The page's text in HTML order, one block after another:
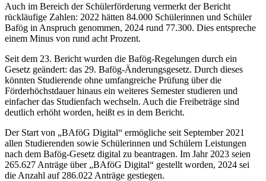
Auch im Bereich der Schülerförderung vermerkt der Bericht
rückläufige Zahlen: 2022 hätten 84.000 Schülerinnen und Schüler
Bafög in Anspruch genommen, 2024 rund 77.300. Dies entspreche
einem Minus von rund acht Prozent.
Seit dem 23. Bericht wurden die Bafög-Regelungen durch ein
Gesetz geändert: das 29. Bafög-Änderungsgesetz. Durch dieses
könnten Studierende ohne umfangreiche Prüfung über die
Förderhöchstdauer hinaus ein weiteres Semester studieren und
einfacher das Studienfach wechseln. Auch die Freibeträge sind
deutlich erhöht worden, heißt es in dem Bericht.
Der Start von „BAföG Digital“ ermögliche seit September 2021
allen Studierenden sowie Schülerinnen und Schülern Leistungen
nach dem Bafög-Gesetz digital zu beantragen. Im Jahr 2023 seien
265.627 Anträge über „BAföG Digital“ gestellt worden, 2024 sei
die Anzahl auf 286.022 Anträge gestiegen.